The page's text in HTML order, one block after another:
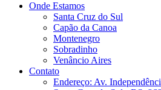
Onde Estamos
Santa Cruz do Sul
Capão da Canoa
Montenegro
Sobradinho
Venâncio Aires
Contato
Endereço: Av.